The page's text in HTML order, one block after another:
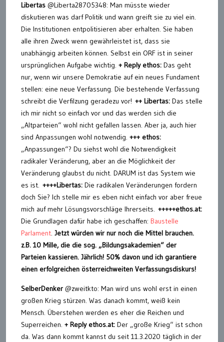
Libertas @Liberta28705348: Man müsste wieder
diskutieren was darf Politik und wann greift sie zu viel ein.
Die Institutionen entpolitisieren aber erhalten. Sie haben
alle ihren Zweck wenn gewährleistet ist, dass sie
unabhängig arbeiten können. Selbst ein ORF ist in seiner
ursprünglichen Aufgabe wichtig. + Reply ethos: Das geht
nur, wenn wir unsere Demokratie auf ein neues Fundament
stellen: eine neue Verfassung. Die bestehende Verfassung
schreibt die Verfilzung geradezu vor! ++ Libertas: Das stelle
ich mir nicht so einfach vor und das werden sich die
„Altparteien“ wohl nicht gefallen lassen. Aber ja, auch hier
sind Anpassungen wohl notwendig. +++ ethos:
„Anpassungen“? Du siehst wohl die Notwendigkeit
radikaler Veränderung, aber an die Möglichkeit der
Veränderung glaubst du nicht. DARUM ist das System wie
es ist. ++++Libertas: Die radikalen Veränderungen fordern
doch Sie? Ich stelle mir es eben nicht einfach vor aber freue
mich auf mehr Lösungsvorschläge Ihrerseits. +++++ethos.at:
Die Grundlagen dafür habe ich geschaffen: Baustelle
Parlament. Jetzt würden wir nur noch die Mittel brauchen.
z.B. 10 Mille, die die sog. „Bildungsakademien“ der
Parteien kassieren. Jährlich! 50% davon und ich garantiere
einen erfolgreichen österreichweiten Verfassungsdiskurs!
SelberDenker @zweitkto: Man wird uns wohl erst in einen
großen Krieg stürzen. Was danach kommt, weiß kein
Mensch. Überstehen werden es eher die Reichen und
Superreichen. + Reply ethos.at: Der „große Krieg“ ist schon
da. Was dann kommt kannst du seit 11.3.2020 täglich in der